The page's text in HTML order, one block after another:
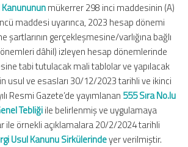
Kanunununmükerrer 298 inci maddesinin (A)
maddesi uyarınca, 2023 hesap dönemi
şartlarının gerçekleşmesine/varlığına bağlı
dâhil) izleyen hesap dönemlerinde
tabi tutulacak mali tablolar ve yapılacak
usul ve esasları 30/12/2023 tarihli ve ikinci
Resmi Gazete’de yayımlanan 555 Sıra No.lu
Tebliğiile belirlenmiş ve uygulamaya
ile örnekli açıklamalara 20/2/2024 tarihli
Usul Kanunu Sirkülerindeyer verilmiştir.